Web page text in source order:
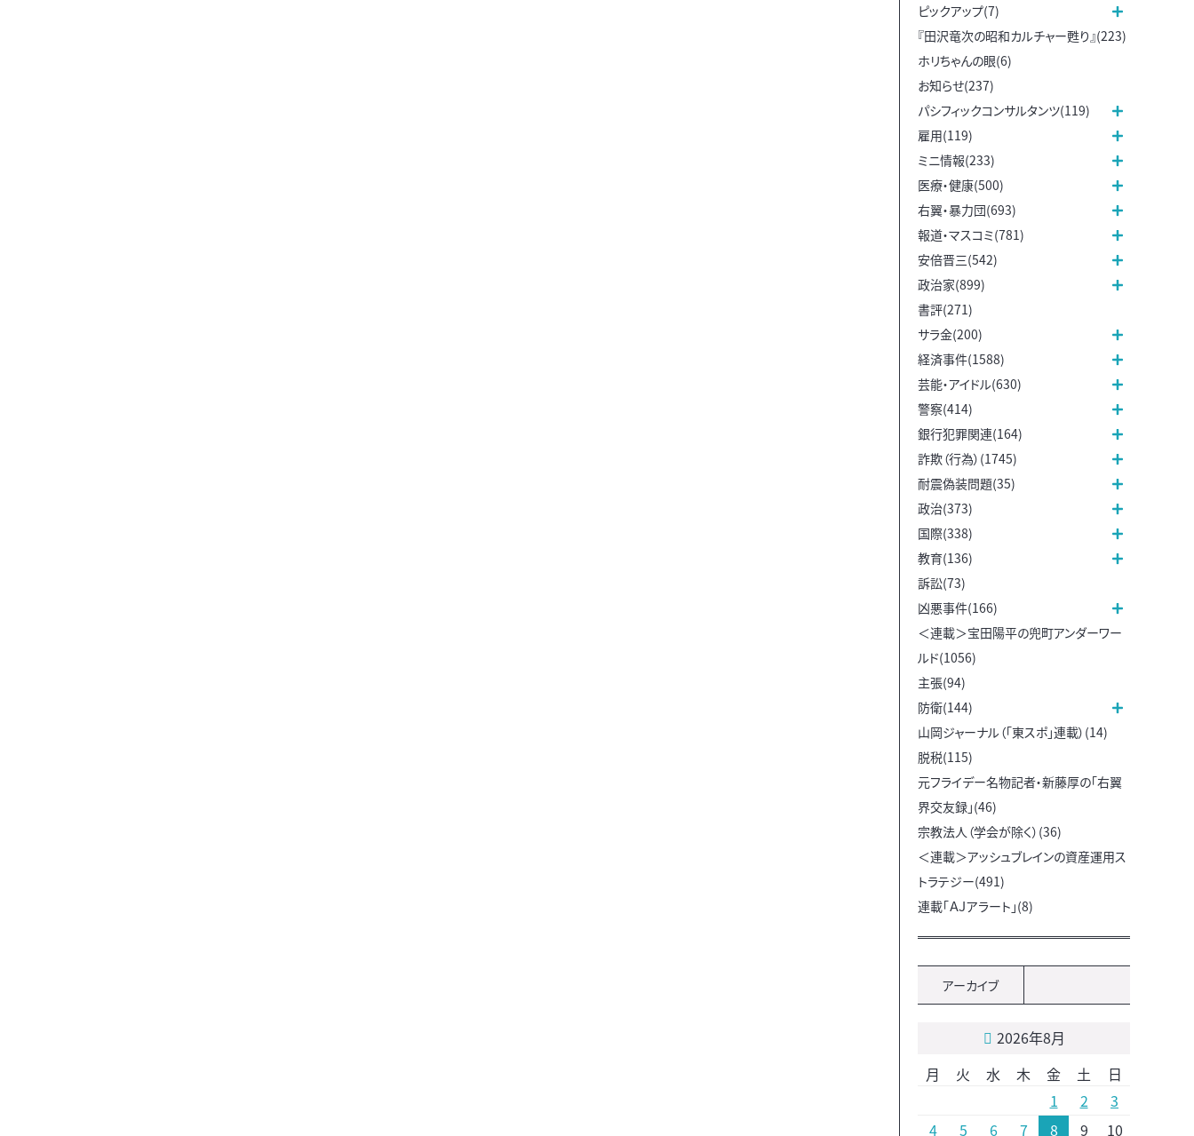
ピックアップ(7)
『田沢竜次の昭和カルチャー甦り』(223)
ホリちゃんの眼(6)
お知らせ(237)
パシフィックコンサルタンツ(119)
雇用(119)
ミニ情報(233)
医療・健康(500)
右翼・暴力団(693)
報道・マスコミ(781)
安倍晋三(542)
政治家(899)
書評(271)
サラ金(200)
経済事件(1588)
芸能・アイドル(630)
警察(414)
銀行犯罪関連(164)
詐欺（行為）(1745)
耐震偽装問題(35)
政治(373)
国際(338)
教育(136)
訴訟(73)
凶悪事件(166)
＜連載＞宝田陽平の兜町アンダーワー
ルド(1056)
主張(94)
防衛(144)
山岡ジャーナル（「東スポ」連載）(14)
脱税(115)
元フライデー名物記者・新藤厚の「右翼
界交友録」(46)
宗教法人（学会が除く）(36)
＜連載＞アッシュブレインの資産運用ス
トラテジー(491)
連載「ＡＪアラート」(8)
アーカイブ
2026年8月
月
火 水 木 金 土
日
1
2
3
4
5 6 7 8 9 10